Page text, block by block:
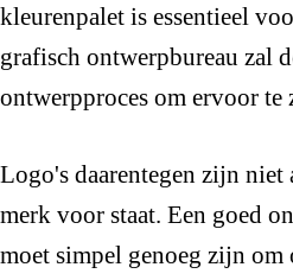
kleurenpalet is essentieel
grafisch ontwerpbureau zal
ontwerpproces om ervoor
Logo's daarentegen zijn
merk voor staat. Een goed
moet simpel genoeg zijn